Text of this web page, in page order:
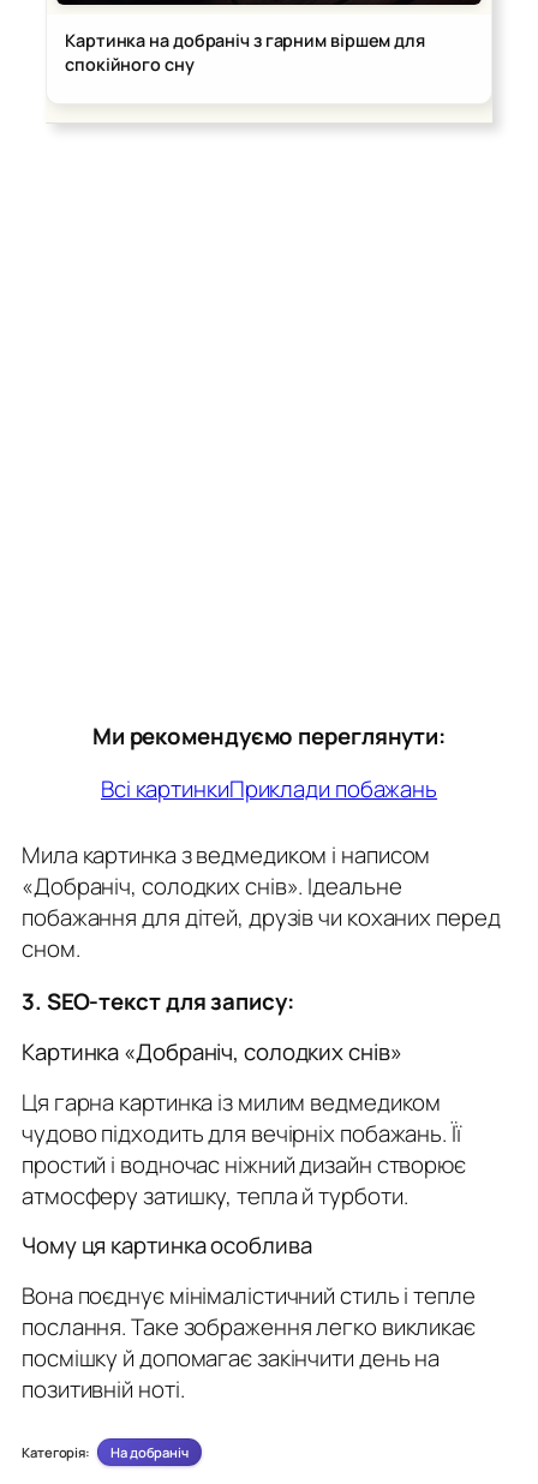
Картинка на добраніч з гарним віршем для
спокійного сну
Ми рекомендуємо переглянути:
Всі картинкиПриклади побажань
Мила картинка з ведмедиком і написом
«Добраніч, солодких снів». Ідеальне
побажання для дітей, друзів чи коханих перед
сном.
3. SEO-текст для запису:
Картинка «Добраніч, солодких снів»
Ця гарна картинка із милим ведмедиком
чудово підходить для вечірніх побажань. Її
простий і водночас ніжний дизайн створює
атмосферу затишку, тепла й турботи.
Чому ця картинка особлива
Вона поєднує мінімалістичний стиль і тепле
послання. Таке зображення легко викликає
посмішку й допомагає закінчити день на
позитивній ноті.
Категорія: На добраніч